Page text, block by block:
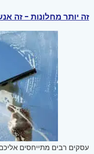
זה יותר מחלונות - זה
עסקים רבים מתייחסים